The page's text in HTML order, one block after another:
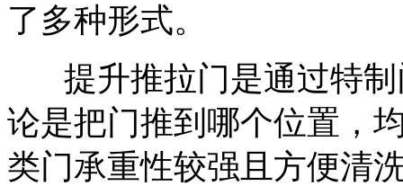
了多种形式。
提升推拉门是通过特制
论是把门推到哪个位置，
类门承重性较强且方便清